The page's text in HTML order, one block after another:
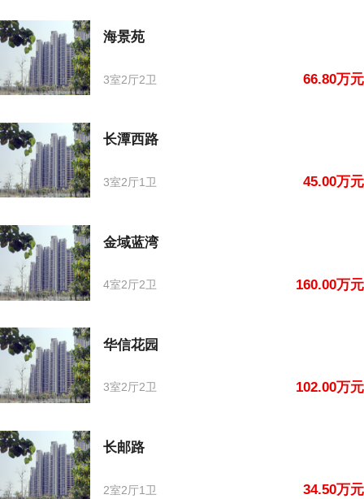
海景苑
3室2厅2卫 66.80万元
长潭西路
3室2厅1卫 45.00万元
金域蓝湾
4室2厅2卫 160.00万元
华信花园
3室2厅2卫 102.00万元
长邮路
2室2厅1卫 34.50万元